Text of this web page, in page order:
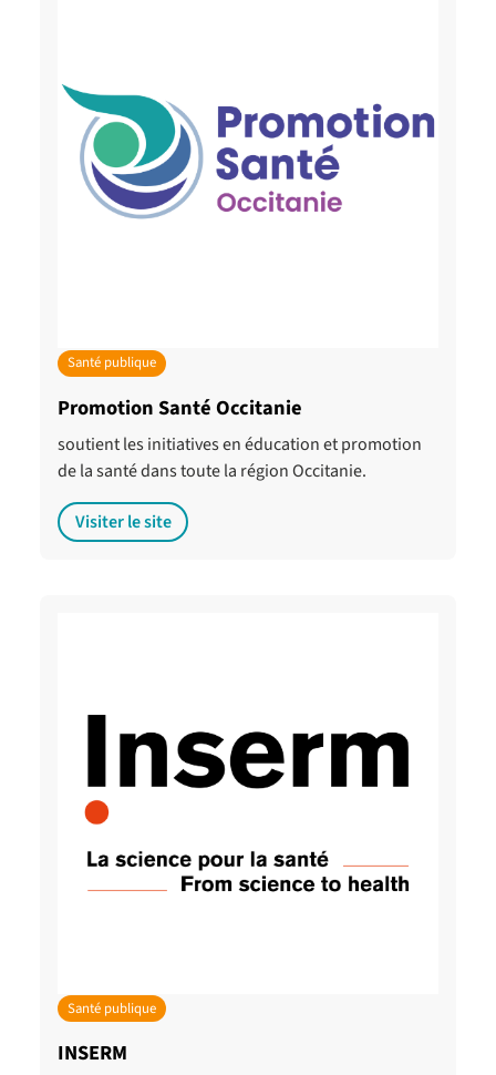
Santé publique
Promotion Santé Occitanie
soutient les initiatives en éducation et promotion
de la santé dans toute la région Occitanie.
Visiter le site
Santé publique
INSERM